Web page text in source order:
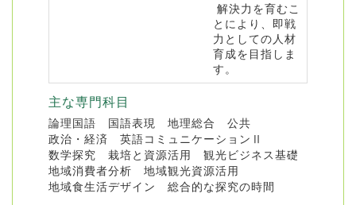
解決力を育むこ
とにより、即戦
力としての人材
育成を目指しま
す。
主な専門科目
論理国語 国語表現 地理総合 公共
政治・経済 英語コミュニケーションⅡ
数学探究 栽培と資源活用 観光ビジネス基礎
地域消費者分析 地域観光資源活用
地域食生活デザイン 総合的な探究の時間